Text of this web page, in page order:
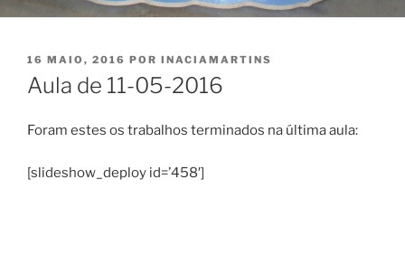
PUBLICADO
EM
16 MAIO, 2016 POR INACIAMARTINS
Aula de 11-05-2016
Foram estes os trabalhos terminados na última aula:
[slideshow_deploy id=’458′]